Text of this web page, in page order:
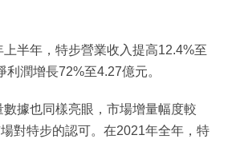
半年，特步營業收入提高12.4%至
潤增長72%至4.27億元。
據也同樣亮眼，市場增量幅度較
對特步的認可。在2021年全年，特